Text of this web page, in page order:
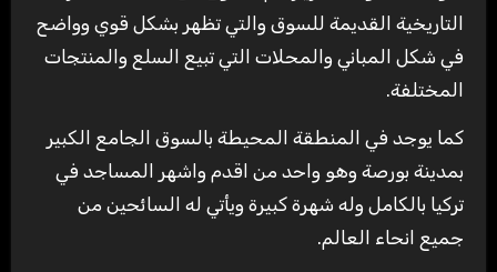
التاريخية القديمة للسوق والتي تظهر بشكل قوي وواضح
في شكل المباني والمحلات التي تبيع السلع والمنتجات
المختلفة.
كما يوجد في المنطقة المحيطة بالسوق الجامع الكبير
بمدينة بورصة وهو واحد من اقدم واشهر المساجد في
تركيا بالكامل وله شهرة كبيرة ويأتي له السائحين من
جميع انحاء العالم.